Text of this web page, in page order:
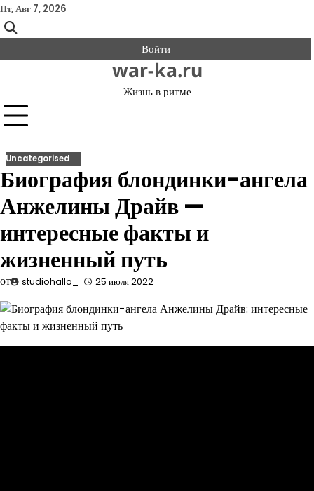
Перейти
к
содержимому
Пт, Авг 7, 2026
Войти
war-ka.ru
Жизнь в ритме
Uncategorised
Биография блондинки-ангела
Анжелины Драйв —
интересные факты и
жизненный путь
от studiohallo_ 25 июля 2022